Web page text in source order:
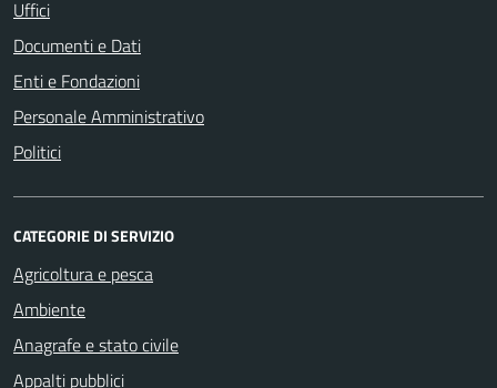
Uffici
Documenti e Dati
Enti e Fondazioni
Personale Amministrativo
Politici
CATEGORIE DI SERVIZIO
Agricoltura e pesca
Ambiente
Anagrafe e stato civile
Appalti pubblici